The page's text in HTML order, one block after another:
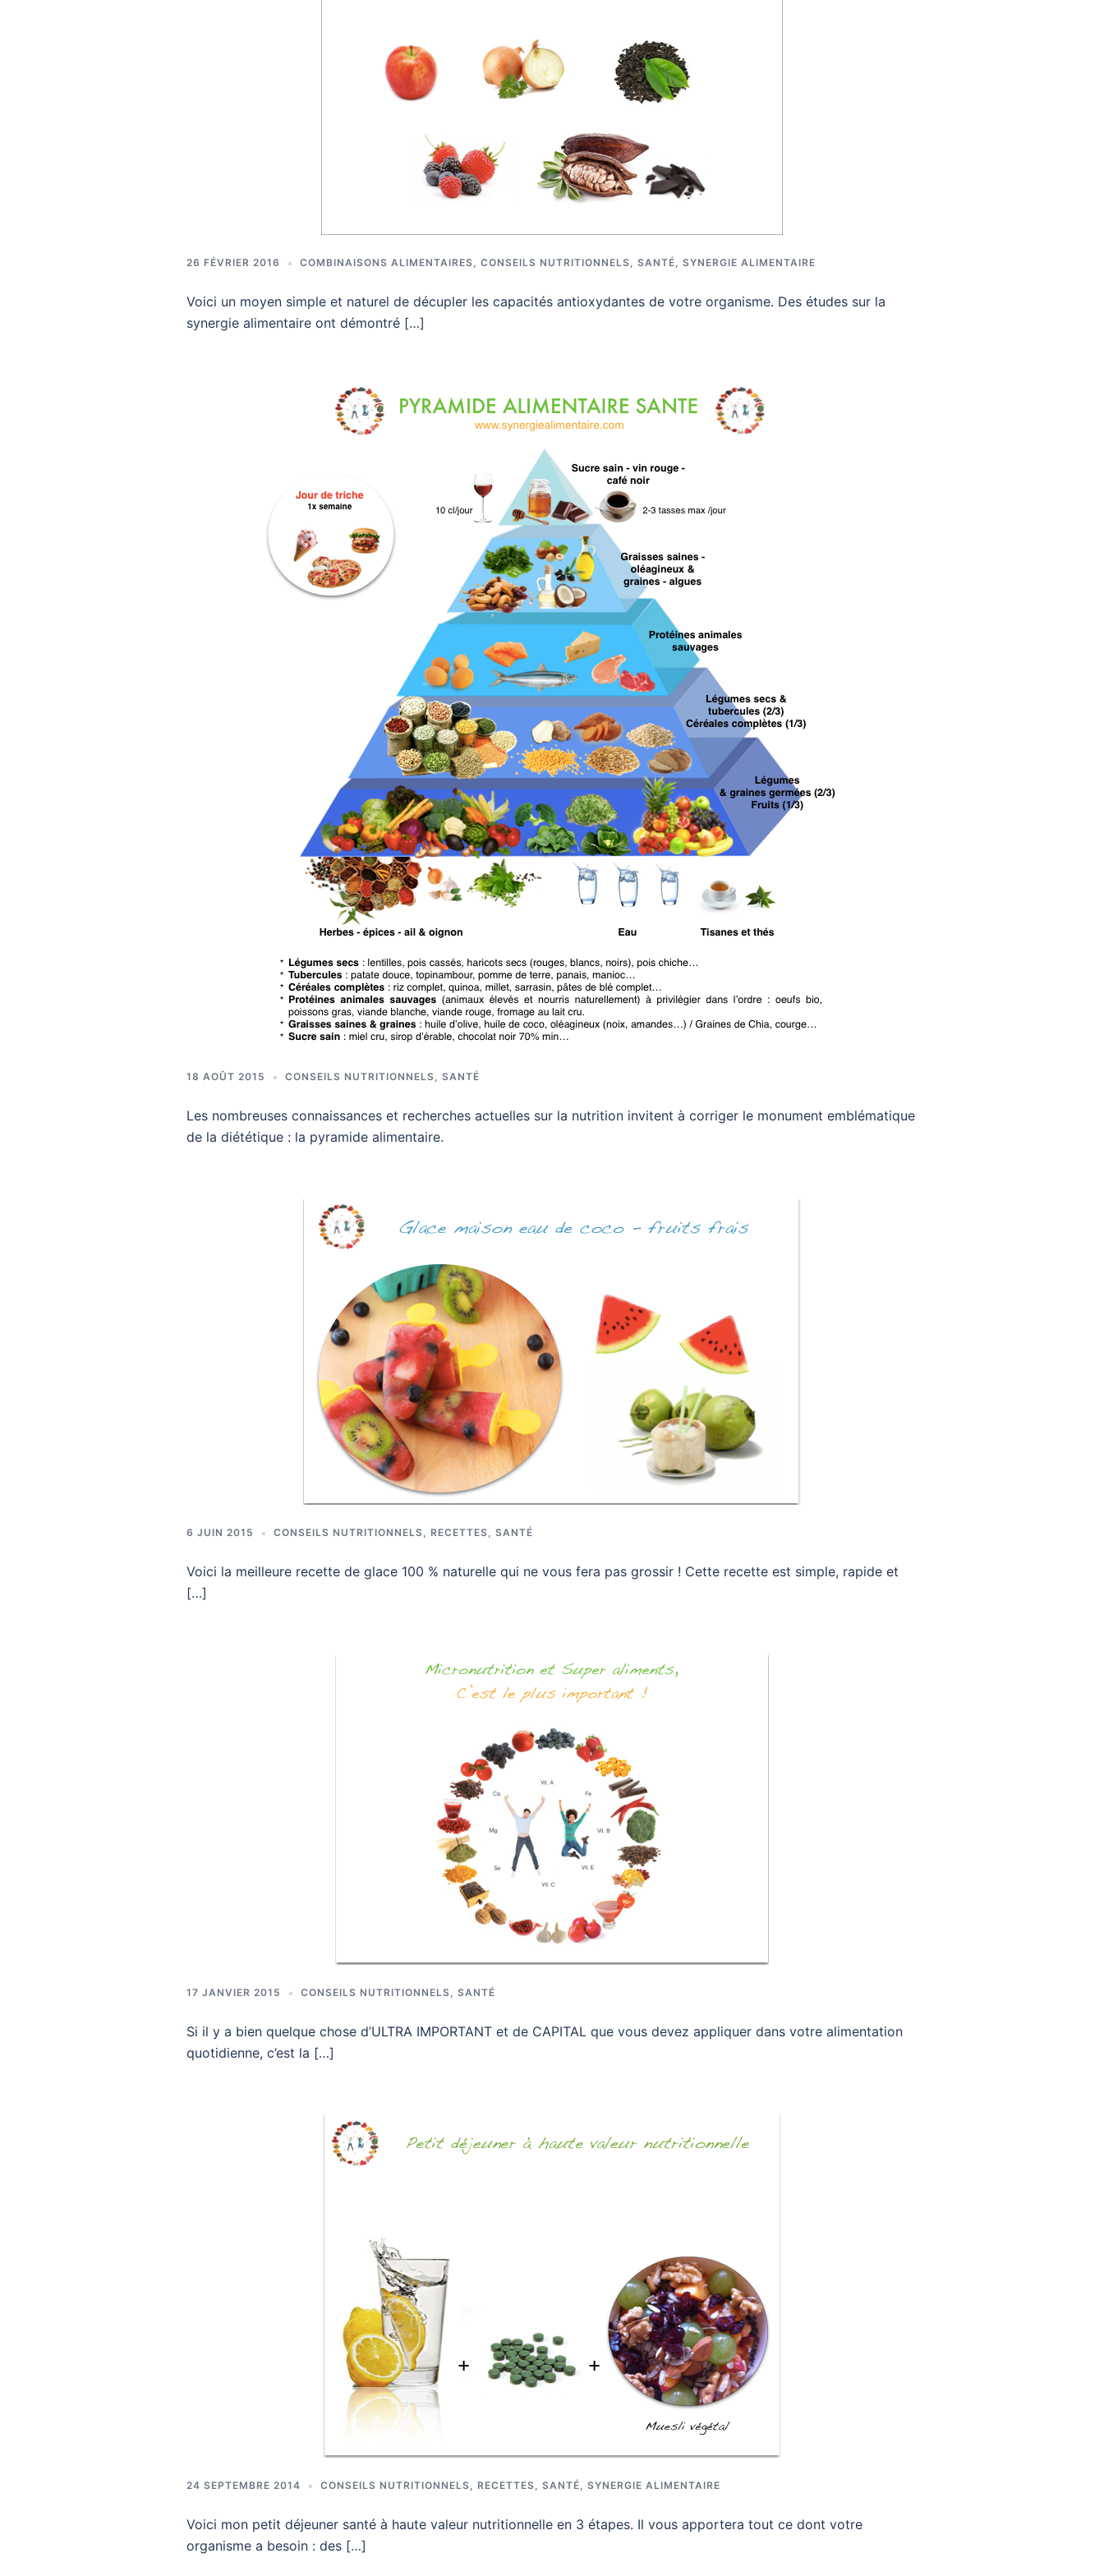
26 FÉVRIER 2016 COMBINAISONS ALIMENTAIRES, CONSEILS NUTRITIONNELS, SANTÉ, SYNERGIE ALIMENTAIRE
Voici un moyen simple et naturel de décupler les capacités antioxydantes de votre organisme. Des études sur la
synergie alimentaire ont démontré […]
18 AOÛT 2015 CONSEILS NUTRITIONNELS, SANTÉ
Les nombreuses connaissances et recherches actuelles sur la nutrition invitent à corriger le monument emblématique
de la diététique : la pyramide alimentaire.
6 JUIN 2015 CONSEILS NUTRITIONNELS, RECETTES, SANTÉ
Voici la meilleure recette de glace 100 % naturelle qui ne vous fera pas grossir ! Cette recette est simple, rapide et
[…]
17 JANVIER 2015 CONSEILS NUTRITIONNELS, SANTÉ
Si il y a bien quelque chose d’ULTRA IMPORTANT et de CAPITAL que vous devez appliquer dans votre alimentation
quotidienne, c’est la […]
24 SEPTEMBRE 2014 CONSEILS NUTRITIONNELS, RECETTES, SANTÉ, SYNERGIE ALIMENTAIRE
Voici mon petit déjeuner santé à haute valeur nutritionnelle en 3 étapes. Il vous apportera tout ce dont votre
organisme a besoin : des […]